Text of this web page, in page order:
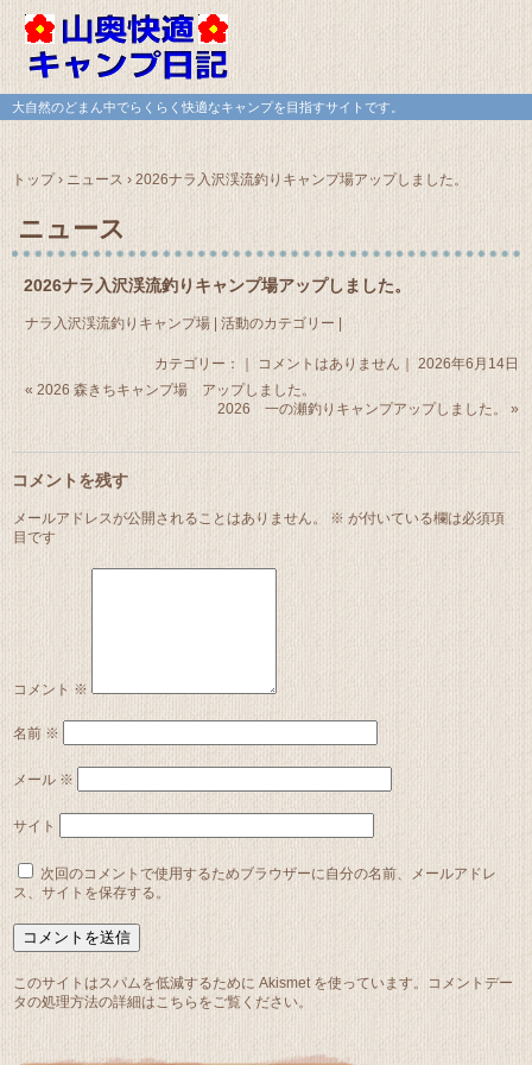
大自然のどまん中でらくらく快適なキャンプを目指すサイトです。
トップ› ニュース › 2026ナラ入沢渓流釣りキャンプ場アップしました。
ニュース
2026ナラ入沢渓流釣りキャンプ場アップしました。
ナラ入沢渓流釣りキャンプ場 | 活動のカテゴリー |
カテゴリー：｜ コメントはありません ｜ 2026年6月14日
«2026 森きちキャンプ場 アップしました。
2026 一の瀬釣りキャンプアップしました。
»
コメントを残す
メールアドレスが公開されることはありません。 ※ が付いている欄は必須項
目です
コメント ※
名前 ※
メール ※
サイト
次回のコメントで使用するためブラウザーに自分の名前、メールアドレ
ス、サイトを保存する。
このサイトはスパムを低減するために Akismet を使っています。
コメントデー
タの処理方法の詳細はこちらをご覧ください。